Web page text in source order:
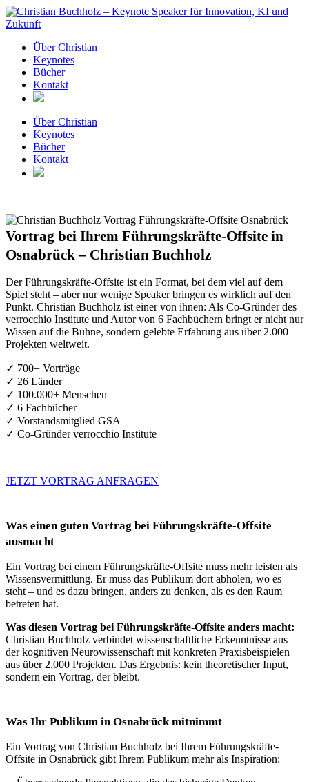
Zum
Inhalt
Über Christian
Keynotes
Bücher
Kontakt
Über Christian
Keynotes
Bücher
Kontakt
Vortrag bei Ihrem Führungskräfte-Offsite in
Osnabrück – Christian Buchholz
Der Führungskräfte-Offsite ist ein Format, bei dem viel auf dem
Spiel steht – aber nur wenige Speaker bringen es wirklich auf den
Punkt. Christian Buchholz ist einer von ihnen: Als Co-Gründer des
verrocchio Institute und Autor von 6 Fachbüchern bringt er nicht nur
Wissen auf die Bühne, sondern gelebte Erfahrung aus über 2.000
Projekten weltweit.
✓ 700+ Vorträge
✓ 26 Länder
✓ 100.000+ Menschen
✓ 6 Fachbücher
✓ Vorstandsmitglied GSA
✓ Co-Gründer verrocchio Institute
JETZT VORTRAG ANFRAGEN
Was einen guten Vortrag bei Führungskräfte-Offsite
ausmacht
Ein Vortrag bei einem Führungskräfte-Offsite muss mehr leisten als
Wissensvermittlung. Er muss das Publikum dort abholen, wo es
steht – und es dazu bringen, anders zu denken, als es den Raum
betreten hat.
Was diesen Vortrag bei Führungskräfte-Offsite anders macht:
Christian Buchholz verbindet wissenschaftliche Erkenntnisse aus
der kognitiven Neurowissenschaft mit konkreten Praxisbeispielen
aus über 2.000 Projekten. Das Ergebnis: kein theoretischer Input,
sondern ein Vortrag, der bleibt.
Was Ihr Publikum in Osnabrück mitnimmt
Ein Vortrag von Christian Buchholz bei Ihrem Führungskräfte-
Offsite in Osnabrück gibt Ihrem Publikum mehr als Inspiration: